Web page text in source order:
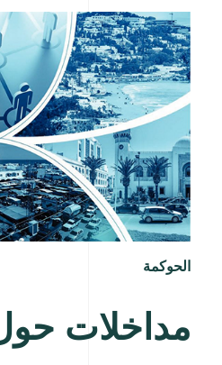
الحوكمة
مداخلات